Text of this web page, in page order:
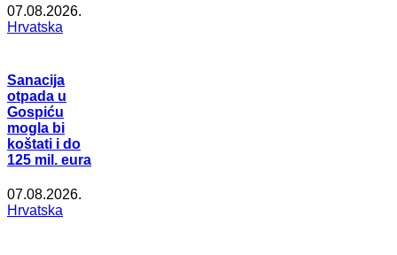
07.08.2026.
Hrvatska
Sanacija
otpada u
Gospiću
mogla bi
koštati i do
125 mil. eura
07.08.2026.
Hrvatska